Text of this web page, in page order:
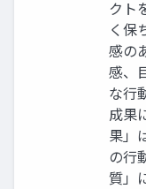
クト
く保
感の
感、
な行
成果
果」
の行
質」